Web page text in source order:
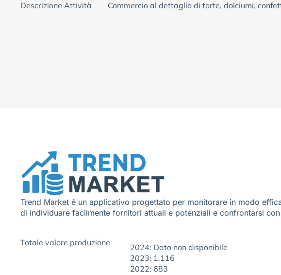
Descrizione Attività
Commercio al dettaglio di torte, dolciumi,
Trend Market è un applicativo progettato per monitorare in modo
di individuare facilmente fornitori attuali e potenziali e confrontarsi
Totale valore produzione
2024: Dato non disponibile
2023: 1.116
2022: 683